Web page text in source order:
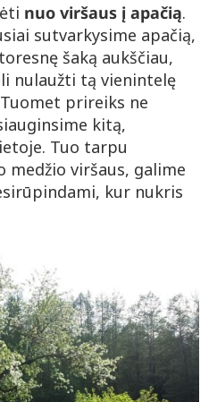
nuo viršaus į apačią.
sutvarkysime apačią,
šaką aukščiau,
nulaužti tą vienintelę
prireiks ne
kitą,
Tuo tarpu
medžio viršaus, galime
kur nukris